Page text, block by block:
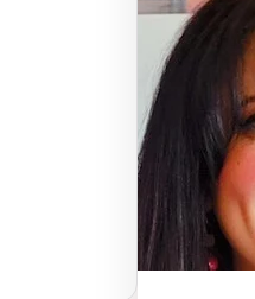
Analyse
Analyse
travers
les
Théorie
La
La
Justice